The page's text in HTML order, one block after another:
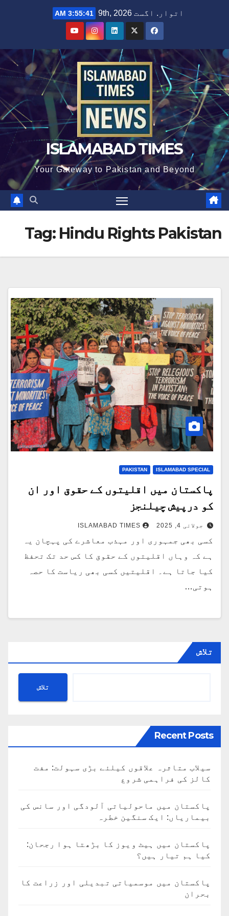
اتوار. اگست 9th, 2026 3:55:42 AM
ISLAMABAD TIMES
Your Gateway to Pakistan and Beyond
Tag: Hindu Rights Pakistan
ISLAMABAD SPECIAL
PAKISTAN
پاکستان میں اقلیتوں کے حقوق اور ان
کو درپیش چیلنجز
جولائی 4, 2025 ISLAMABAD TIMES
کسی بھی جمہوری اور مہذب معاشرے کی پہچان یہ
ہے کہ وہاں اقلیتوں کے حقوق کا کس حد تک تحفظ
کیا جاتا ہے۔ اقلیتیں کسی بھی ریاست کا حصہ
ہوتی…
تلاش
تلاش
Recent Posts
سیلاب متاثرہ علاقوں کیلئے بڑی سہولت: مفت
کالز کی فراہمی شروع
پاکستان میں ماحولیاتی آلودگی اور سانس کی
بیماریاں: ایک سنگین خطرہ
پاکستان میں ہیٹ ویوز کا بڑھتا ہوا رجحان:
کیا ہم تیار ہیں؟
پاکستان میں موسمیاتی تبدیلی اور زراعت کا
بحران